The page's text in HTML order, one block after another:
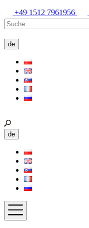
+49 1512 7961956
de
de